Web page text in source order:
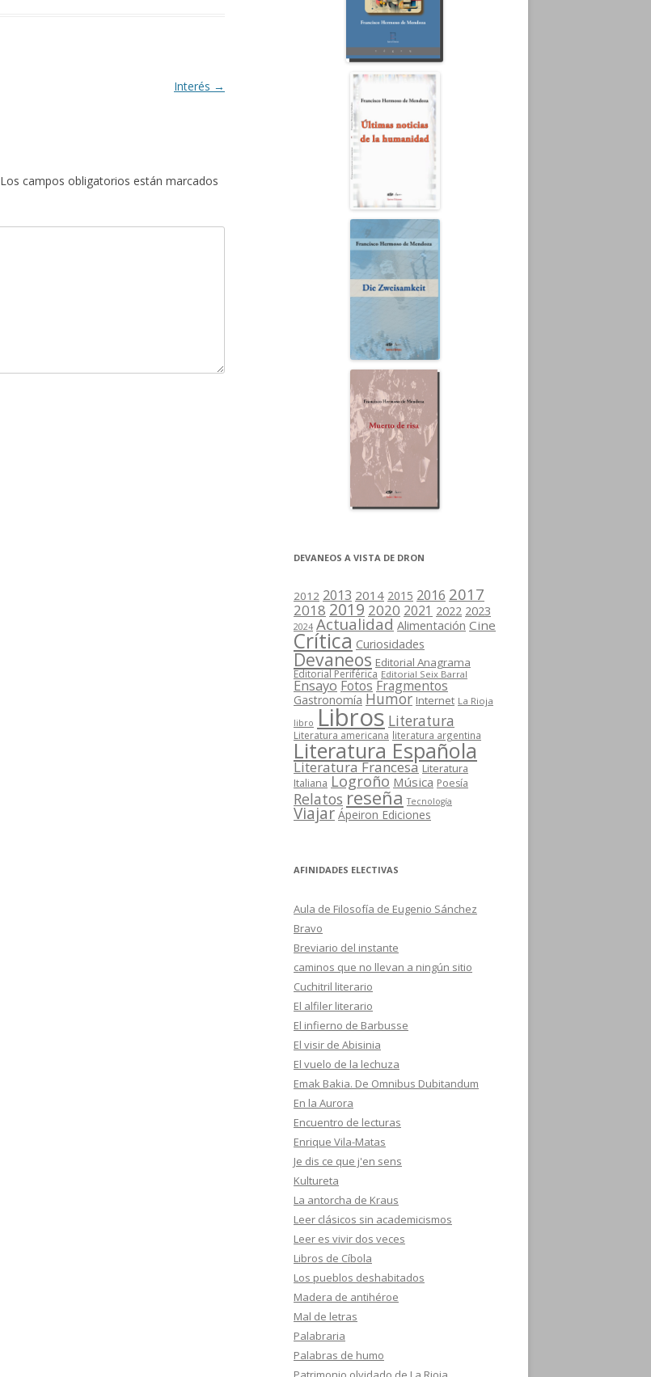
Interés →
Los campos obligatorios están marcados
DEVANEOS A VISTA DE DRON
2012 2013 2014 2015 2016 2017
2018 2019 2020 2021 2022 2023
2024 Actualidad Alimentación Cine
Crítica Curiosidades
Devaneos Editorial Anagrama
Editorial Periférica Editorial Seix Barral
Ensayo Fotos Fragmentos
Gastronomía Humor Internet La Rioja
libro Libros Literatura
Literatura americana literatura argentina
Literatura Española
Literatura Francesa Literatura
Italiana Logroño Música Poesía
Relatos reseña Tecnología
Viajar Ápeiron Ediciones
AFINIDADES ELECTIVAS
Aula de Filosofía de Eugenio Sánchez
Bravo
Breviario del instante
caminos que no llevan a ningún sitio
Cuchitril literario
El alfiler literario
El infierno de Barbusse
El visir de Abisinia
El vuelo de la lechuza
Emak Bakia. De Omnibus Dubitandum
En la Aurora
Encuentro de lecturas
Enrique Vila-Matas
Je dis ce que j'en sens
Kultureta
La antorcha de Kraus
Leer clásicos sin academicismos
Leer es vivir dos veces
Libros de Cíbola
Los pueblos deshabitados
Madera de antihéroe
Mal de letras
Palabraria
Palabras de humo